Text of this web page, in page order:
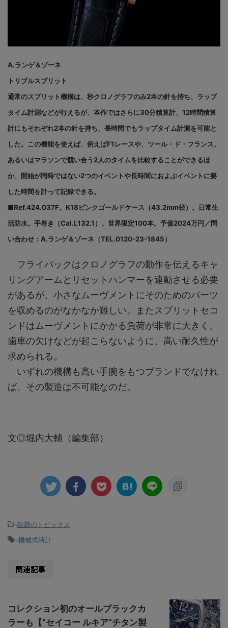
A.ランゲ＆ゾーネ
トリプルスプリット
通常のスプリット機構は、秒クロノグラフのみ2本の針を持ち、ラップ
タイム計測などが行えるが、本作ではさらに30分積算計、12時間積算
計にもそれぞれ2本の針を持ち、長時間でもラップタイム計測を可能と
した。この機能を使えば、例えばF1レースや、ツール・ド・フランス、
あるいはマラソンで競い合う2人のタイムを比較することができるほ
か、開始が同時ではない2つのイベントや長時間におよぶイベントに要
した時間を計って記録できる。
■Ref.424.037F。K18ピンクゴールドケース（43.2mm径）。日常生
活防水。手巻き（Cal.L132.1）。世界限定100本。予価2024万円／問
い合わせ：A.ランゲ＆ゾーネ（TEL.0120-23-1845）
フライバックはクロノグラフの動作を伝えるキャ
リングアームとリセットハンマーを連動させる必要
があるが、小さなムーヴメントにそのためのパーツ
を収めるのがなかなか難しい。またスプリットセコ
ンドはムーヴメントにかかる負荷が非常に大きく、
歯車の欠けなどが起こらないように、高い耐久性が
求められる。
いずれの機構も高い手腕をもつブランドでなけれ
ば、その製造は不可能なのだ。
文◎堀内大輔（編集部）
-話題のトピックス
-機械式時計
関連記事
コレクション初のオールブラックカ
ラーも【“セイコー ルキア”チタン製